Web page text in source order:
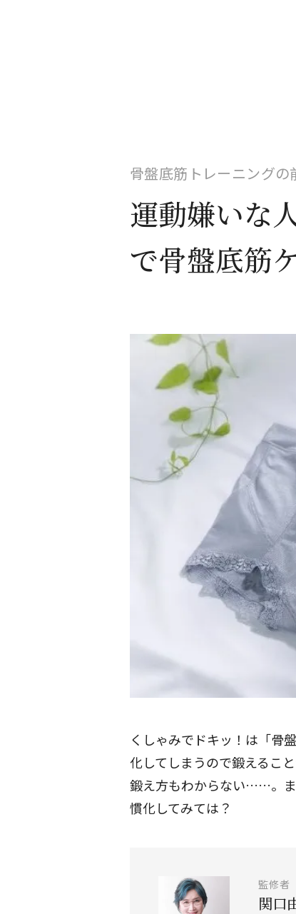
骨盤底筋トレーニングの
運動嫌いな
で骨盤底筋
くしゃみでドキッ！は「骨
化してしまうので鍛えるこ
鍛え方もわからない……。ま
慣化してみては？
監修者
関口